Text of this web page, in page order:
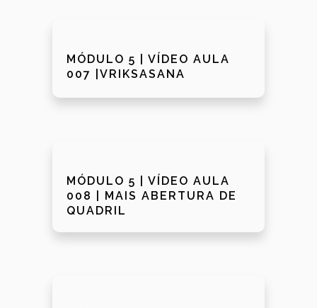
MÓDULO 5 | VÍDEO AULA
007 |VRIKSASANA
MÓDULO 5 | VÍDEO AULA
008 | MAIS ABERTURA DE
QUADRIL